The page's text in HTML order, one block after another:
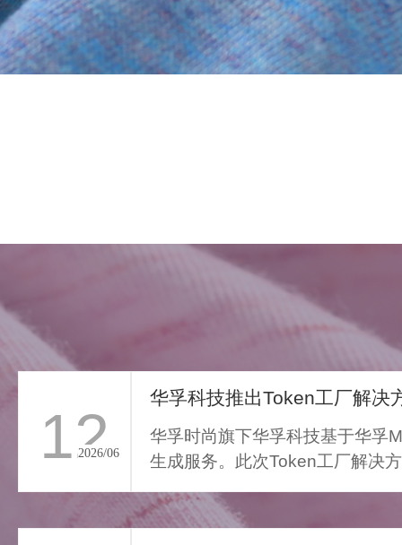
是两点一线的被动移动，而
是通过服装的舒适感与色彩
情绪，将日常路径转化为“微
>
12
2026/06
华孚科技推出Token工厂解决
华孚时尚旗下华孚科技基于华孚
生成服务。此次Token工厂解决